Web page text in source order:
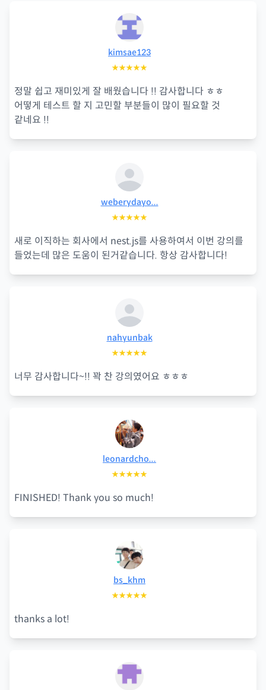
kimsae123
★★★★★
정말 쉽고 재미있게 잘 배웠습니다 !! 감사합니다 ㅎㅎ
어떻게 테스트 할 지 고민할 부분들이 많이 필요할 것
같네요 !!
weberydayo...
★★★★★
새로 이직하는 회사에서 nest.js를 사용하여서 이번 강의를
들었는데 많은 도움이 된거같습니다. 항상 감사합니다!
nahyunbak
★★★★★
너무 감사합니다~!! 꽉 찬 강의였어요 ㅎㅎㅎ
leonardcho...
★★★★★
FINISHED! Thank you so much!
bs_khm
★★★★★
thanks a lot!